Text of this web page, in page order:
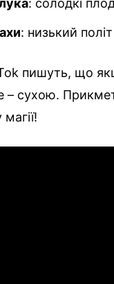
: солодкі
: низький
пишуть, що
– сухою.